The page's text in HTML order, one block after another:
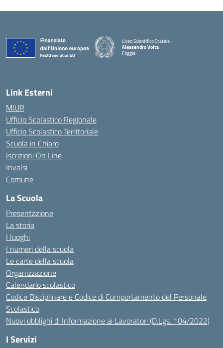
Liceo Scientifico Statale
Alessandro Volta
Foggia
— Visita la pagina iniziale della scuola
Link Esterni
MIUR
Ufficio Scolastico Regionale
Ufficio Scolastico Territoriale
Scuola in Chiaro
Iscrizioni On Line
Invalsi
Comune
La Scuola
Presentazione
La storia
I luoghi
I numeri della scuola
Le carte della scuola
Organizzazione
Calendario scolastico
Codice Disciplinare e Codice di Comportamento del Personale
Scolastico
Nuovi obblighi di Informazione ai Lavoratori (D.Lgs. 104/2022)
I Servizi